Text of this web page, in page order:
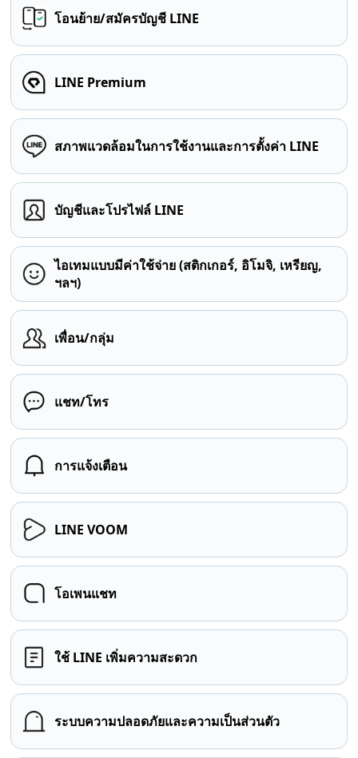
โอนย้าย/สมัครบัญชี LINE
LINE Premium
สภาพแวดล้อมในการใช้งานและการตั้งค่า LINE
บัญชีและโปรไฟล์ LINE
ไอเทมแบบมีค่าใช้จ่าย (สติกเกอร์, อิโมจิ, เหรียญ,
ฯลฯ)
เพื่อน/กลุ่ม
แชท/โทร
การแจ้งเตือน
LINE VOOM
โอเพนแชท
ใช้ LINE เพิ่มความสะดวก
ระบบความปลอดภัยและความเป็นส่วนตัว